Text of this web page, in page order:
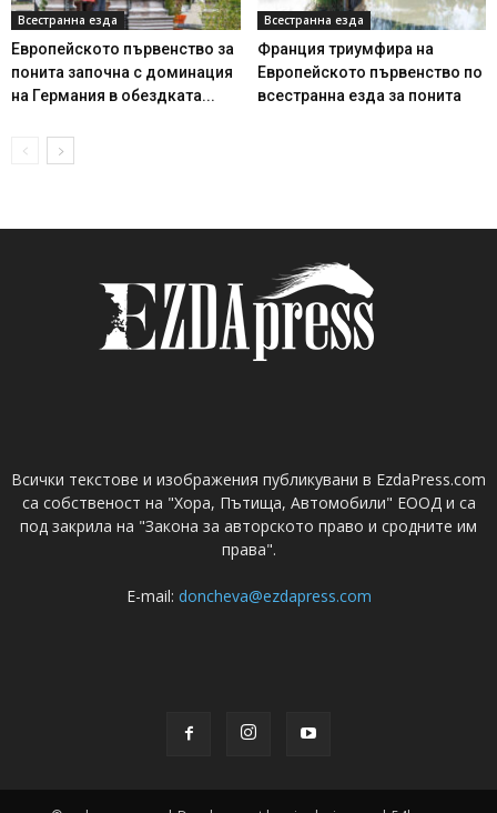
Всестранна езда
Европейското първенство за
понита започна с доминация
на Германия в обездката...
Всестранна езда
Франция триумфира на
Европейското първенство по
всестранна езда за понита
Всички текстове и изображения публикувани в EzdaPress.com
са собственост на "Хора, Пътища, Автомобили" ЕООД и са
под закрила на "Закона за авторското право и сродните им
права".
E-mail: doncheva@ezdapress.com